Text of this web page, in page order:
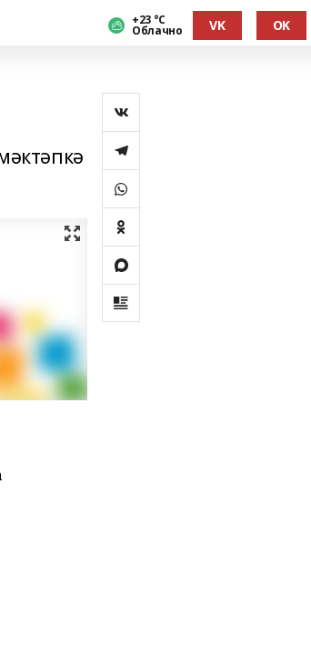
+23 °С
Облачно VK OK